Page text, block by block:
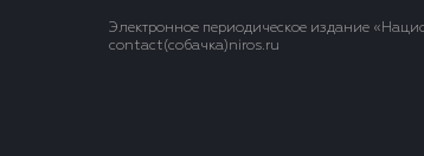
Электронное периодическое издание
contact(сoбaчка)niros.ru